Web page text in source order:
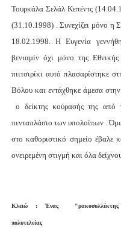
Τουρκάλα Σελάλ Κεπέντς
(31.10.1998) . Συνεχίζει μόνο η
18.02.1998. Η Ευγενία
βενιαμίν όχι μόνο της
πιιτσιρίκι αυτό πλασαρίστηκε
Βόλου και εντάχθηκε άμεσα
ο δείκτης κούρασής της από
πενταπλάσιο των υπολοίπων .
στο καθοριστικό σημείο
ονειρεμένη στιγμή και όλα
Κλειώ : Ένας
πολυτελείας